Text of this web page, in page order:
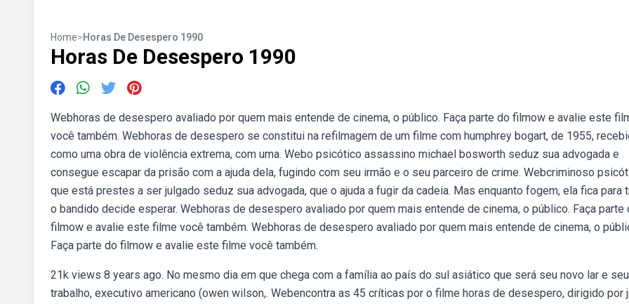
Home>Horas De Desespero 1990
Horas De Desespero 1990
Webhoras de desespero avaliado por quem mais entende de cinema, o público. Faça parte do filmow e avalie este
você também. Webhoras de desespero se constitui na refilmagem de um filme com humphrey bogart, de 1955,
como uma obra de violência extrema, com uma. Webo psicótico assassino michael bosworth seduz sua advogada e
consegue escapar da prisão com a ajuda dela, fugindo com seu irmão e o seu parceiro de crime. Webcriminoso
que está prestes a ser julgado seduz sua advogada, que o ajuda a fugir da cadeia. Mas enquanto fogem, ela fica para
o bandido decide esperar. Webhoras de desespero avaliado por quem mais entende de cinema, o público. Faça parte
filmow e avalie este filme você também. Webhoras de desespero avaliado por quem mais entende de cinema, o
Faça parte do filmow e avalie este filme você também.
21k views 8 years ago. No mesmo dia em que chega com a família ao país do sul asiático que será seu novo lar e
trabalho, executivo americano (owen wilson,. Webencontra as 45 críticas por o filme horas de desespero, dirigido por